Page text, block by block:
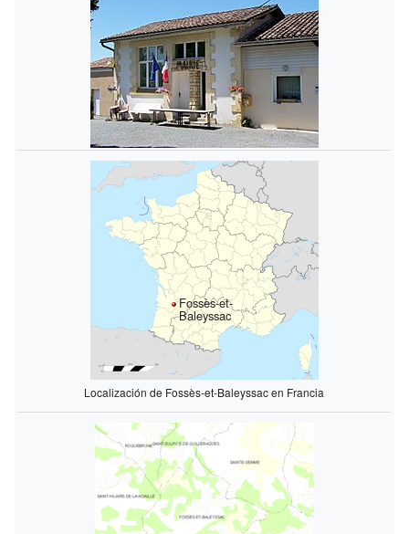
Fossès-et-
Baleyssac
Localización de Fossès-et-Baleyssac en Francia